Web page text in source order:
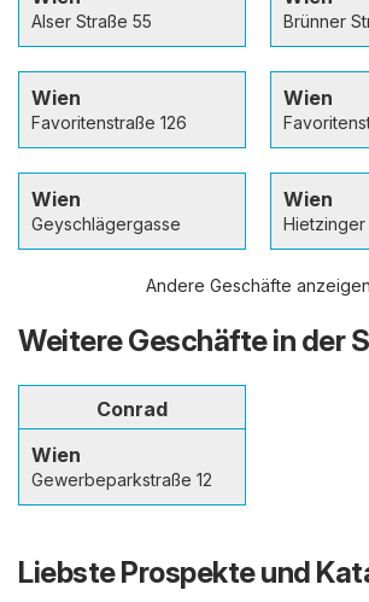
Alser Straße 55 Brünner
Wien
Favoritenstraße 126
Wien
Wien
Geyschlägergasse
Wien
Hietzinger
Andere Geschäfte anzeigen
Weitere Geschäfte in der
Conrad
Wien
Gewerbeparkstraße 12
Liebste Prospekte und